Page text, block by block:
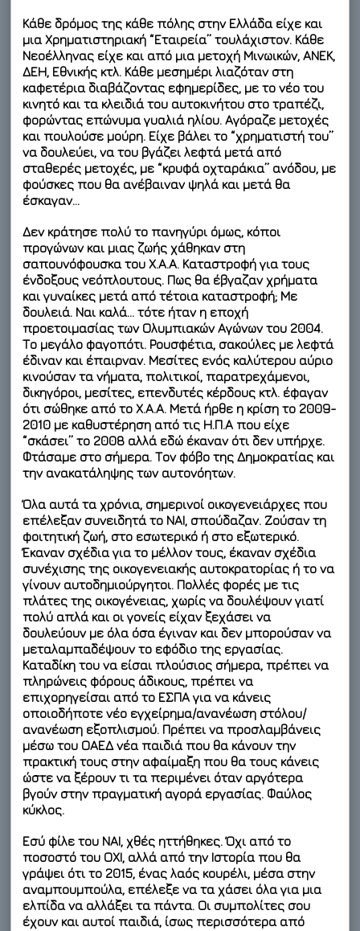
Κάθε δρόμος της κάθε πόλης στην Ελλάδα είχε και
μια Χρηματιστηριακή “Εταιρεία” τουλάχιστον. Κάθε
Νεοέλληνας είχε και από μια μετοχή Μινωικών, ΑΝΕΚ,
ΔΕΗ, Εθνικής κτλ. Κάθε μεσημέρι λιαζόταν στη
καφετέρια διαβάζοντας εφημερίδες, με το νέο του
κινητό και τα κλειδιά του αυτοκινήτου στο τραπέζι,
φορώντας επώνυμα γυαλιά ηλίου. Αγόραζε μετοχές
και πουλούσε μούρη. Είχε βάλει το “χρηματιστή του”
να δουλεύει, να του βγάζει λεφτά μετά από
σταθερές μετοχές, με “κρυφά οχταράκια” ανόδου, με
φούσκες που θα ανέβαιναν ψηλά και μετά θα
έσκαγαν…
Δεν κράτησε πολύ το πανηγύρι όμως, κόποι
προγώνων και μιας ζωής χάθηκαν στη
σαπουνόφουσκα του Χ.Α.Α. Καταστροφή για τους
ένδοξους νεόπλουτους. Πως θα έβγαζαν χρήματα
και γυναίκες μετά από τέτοια καταστροφή; Με
δουλειά. Ναι καλά… τότε ήταν η εποχή
προετοιμασίας των Ολυμπιακών Αγώνων του 2004.
Το μεγάλο φαγοπότι. Ρουσφέτια, σακούλες με λεφτά
έδιναν και έπαιρναν. Μεσίτες ενός καλύτερου αύριο
κινούσαν τα νήματα, πολιτικοί, παρατρεχάμενοι,
δικηγόροι, μεσίτες, επενδυτές κέρδους κτλ. έφαγαν
ότι σώθηκε από το Χ.Α.Α. Μετά ήρθε η κρίση το 2009-
2010 με καθυστέρηση από τις Η.Π.Α που είχε
“σκάσει” το 2008 αλλά εδώ έκαναν ότι δεν υπήρχε.
Φτάσαμε στο σήμερα. Τον φόβο της Δημοκρατίας και
την ανακατάληψης των αυτονόητων.
Όλα αυτά τα χρόνια, σημερινοί οικογενειάρχες που
επέλεξαν συνειδητά το ΝΑΙ, σπούδαζαν. Ζούσαν τη
φοιτητική ζωή, στο εσωτερικό ή στο εξωτερικό.
Έκαναν σχέδια για το μέλλον τους, έκαναν σχέδια
συνέχισης της οικογενειακής αυτοκρατορίας ή το να
γίνουν αυτοδημιούργητοι. Πολλές φορές με τις
πλάτες της οικογένειας, χωρίς να δουλέψουν γιατί
πολύ απλά και οι γονείς είχαν ξεχάσει να
δουλεύουν με όλα όσα έγιναν και δεν μπορούσαν να
μεταλαμπαδέψουν το εφόδιο της εργασίας.
Καταδίκη του να είσαι πλούσιος σήμερα, πρέπει να
πληρώνεις φόρους άδικους, πρέπει να
επιχορηγείσαι από το ΕΣΠΑ για να κάνεις
οποιοδήποτε νέο εγχείρημα/ανανέωση στόλου/
ανανέωση εξοπλισμού. Πρέπει να προσλαμβάνεις
μέσω του ΟΑΕΔ νέα παιδιά που θα κάνουν την
πρακτική τους στην αφαίμαξη που θα τους κάνεις
ώστε να ξέρουν τι τα περιμένει όταν αργότερα
βγούν στην πραγματική αγορά εργασίας. Φαύλος
κύκλος.
Εσύ φίλε του ΝΑΙ, χθές ηττήθηκες. Όχι από το
ποσοστό του ΟΧΙ, αλλά από την Ιστορία που θα
γράψει ότι το 2015, ένας λαός κουρέλι, μέσα στην
αναμπουμπούλα, επέλεξε να τα χάσει όλα για μια
ελπίδα να αλλάξει τα πάντα. Οι συμπολίτες σου
έχουν και αυτοί παιδιά, ίσως περισσότερα από